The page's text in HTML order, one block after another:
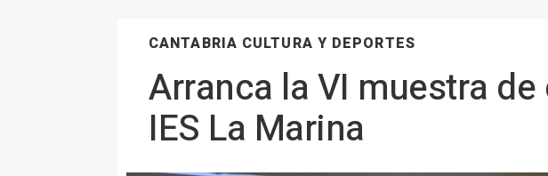
CANTABRIA CULTURA Y DEPORTES
Arranca la VI muestra
IES La Marina